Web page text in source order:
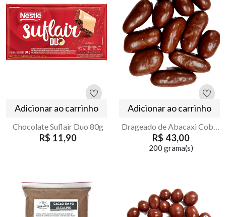
Adicionar ao carrinho
Chocolate Suflair Duo 80g
R$ 11,90
Adicionar ao carrinho
R$ 43,00
200 grama(s)